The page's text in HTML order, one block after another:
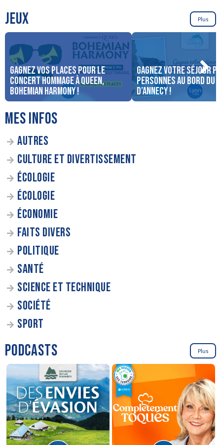
JEUX Plus
Gagnez vos places pour le
concert Hommage à Queen,
Bohemian Harmony !
Gagnez votre séjour
personnes au bord du
d’Annecy !
MES INFOS
AUTRES
CULTURE ET DIVERTISSEMENT
ÉCOLOGIE
ÉCOLOGIE
ÉCONOMIE
FAITS DIVERS
POLITIQUE
SANTÉ
SCIENCE ET TECHNIQUE
SOCIÉTÉ
SPORT
PODCASTS Plus